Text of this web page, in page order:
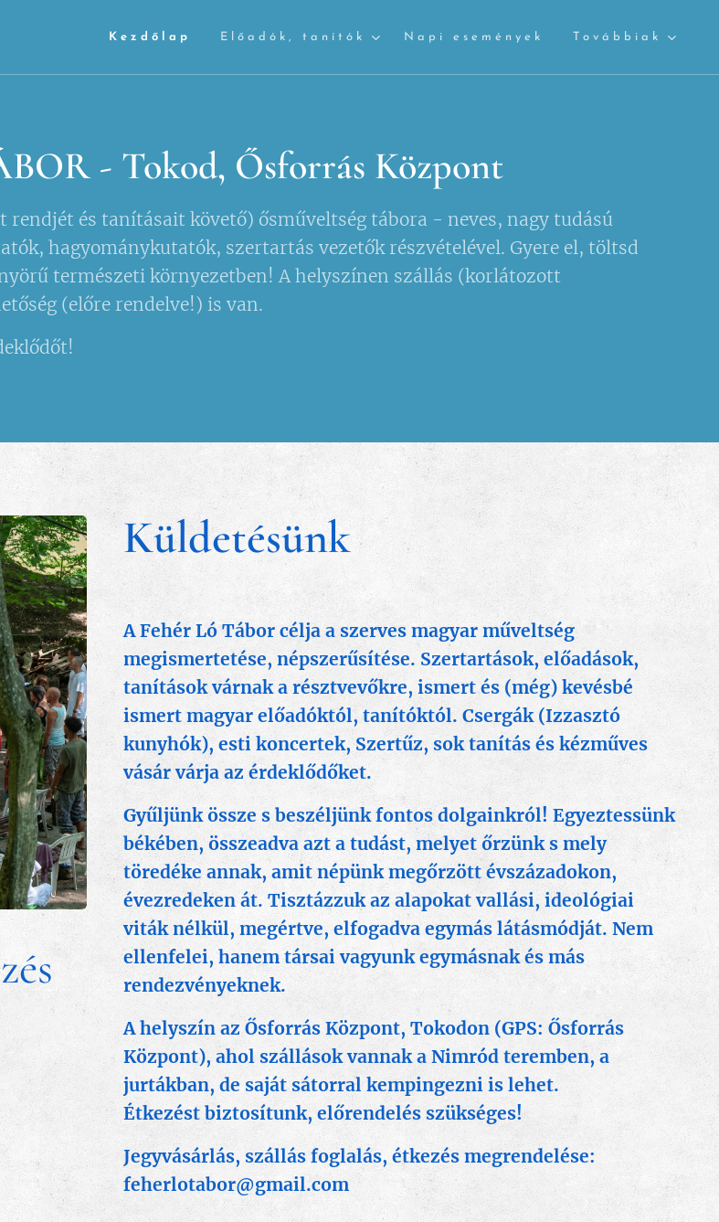
Kezdőlap Előadók, tanítók Napi események Továbbiak
- Tokod, Ősforrás Központ
rendjét és tanításait követő) ősműveltség tábora - neves, nagy tudású
hagyománykutatók, szertartás vezetők részvételével. Gyere el, töltsd
természeti környezetben! A helyszínen szállás (korlátozott
(előre rendelve!) is van.
Küldetésünk
A Fehér Ló Tábor célja a szerves magyar műveltség
megismertetése, népszerűsítése. Szertartások, előadások,
tanítások várnak a résztvevőkre, ismert és (még) kevésbé
ismert magyar előadóktól, tanítóktól. Csergák (Izzasztó
kunyhók), esti koncertek, Szertűz, sok tanítás és kézműves
vásár várja az érdeklődőket.
Gyűljünk össze s beszéljünk fontos dolgainkról! Egyeztessünk
békében, összeadva azt a tudást, melyet őrzünk s mely
töredéke annak, amit népünk megőrzött évszázadokon,
évezredeken át. Tisztázzuk az alapokat vallási, ideológiai
viták nélkül, megértve, elfogadva egymás látásmódját. Nem
ellenfelei, hanem társai vagyunk egymásnak és más
rendezvényeknek.
A helyszín az Ősforrás Központ, Tokodon (GPS: Ősforrás
Központ), ahol szállások vannak a Nimród teremben, a
jurtákban, de saját sátorral kempingezni is lehet.
Étkezést biztosítunk, előrendelés szükséges!
Jegyvásárlás, szállás foglalás, étkezés megrendelése:
feherlotabor@gmail.com